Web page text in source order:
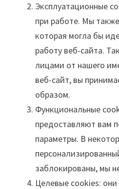
Эксплуатационные
при работе. Мы
которая могла бы
работу веб-сайта.
лицами от нашего
веб-сайт, вы
образом.
Функциональные
предоставляют вам
параметры. В
заблокированы, мы
Целевые cookies: